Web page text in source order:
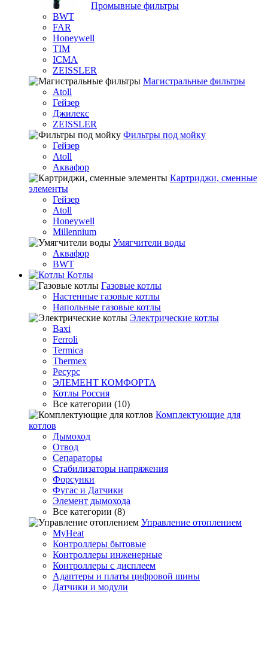
Промывные фильтры
BWT
FAR
Honeywell
TIM
ICMA
ZEISSLER
Магистральные фильтры
Atoll
Гейзер
Джилекс
ZEISSLER
Фильтры под мойку
Гейзер
Atoll
Аквафор
Картриджи, сменные
элементы
Гейзер
Atoll
Honeywell
Millennium
Умягчители воды
Аквафор
BWT
Котлы
Гaзовые котлы
Настенные газовые котлы
Напольные газовые котлы
Электрические котлы
Baxi
Ferroli
Termica
Thermex
Ресурс
ЭЛЕМЕНТ КОМФОРТА
Котлы Россия
Все категории (10)
Комплектующие для
котлов
Дымоход
Отвод
Сепараторы
Стабилизаторы напряжения
Форсунки
Фугас и Датчики
Элемент дымохода
Все категории (8)
Управление отоплением
MyHeat
Контроллеры бытовые
Контроллеры инженерные
Контроллеры с дисплеем
Адаптеры и платы цифровой шины
Датчики и модули